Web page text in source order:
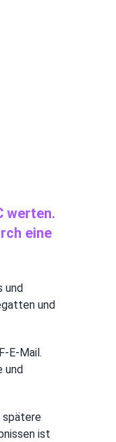
werten.
eine
und
und
E-Mail.
und
spätere
ist